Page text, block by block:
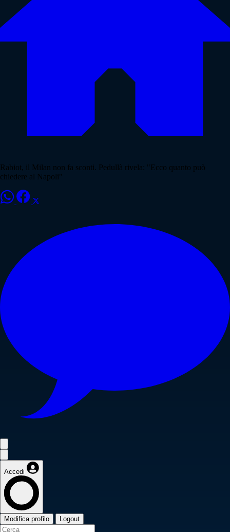
Rabiot, il Milan non fa sconti. Pedullà rivela: "Ecco quanto può
chiedere al Napoli"
Accedi
Modifica profilo Logout